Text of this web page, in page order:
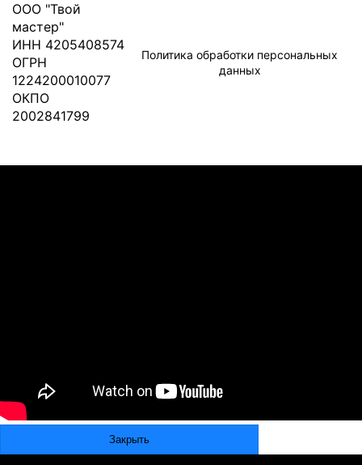
ООО "Твой
мастер"
ИНН 4205408574
ОГРН
1224200010077
ОКПО
2002841799
Политика обработки персональных
данных
Закрыть